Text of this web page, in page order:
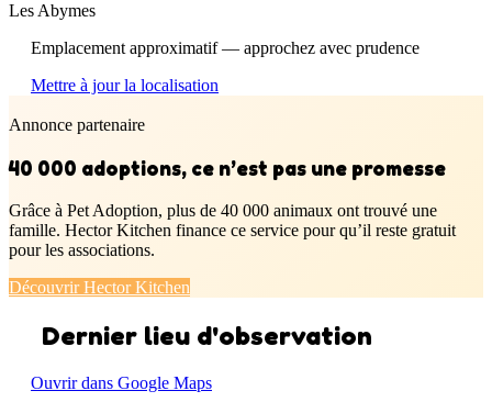
Les Abymes
Emplacement approximatif — approchez avec prudence
Mettre à jour la localisation
Annonce partenaire
40 000 adoptions, ce n’est pas une promesse
Grâce à Pet Adoption, plus de 40 000 animaux ont trouvé une
famille. Hector Kitchen finance ce service pour qu’il reste gratuit
pour les associations.
Découvrir Hector Kitchen
Dernier lieu d'observation
Ouvrir dans Google Maps